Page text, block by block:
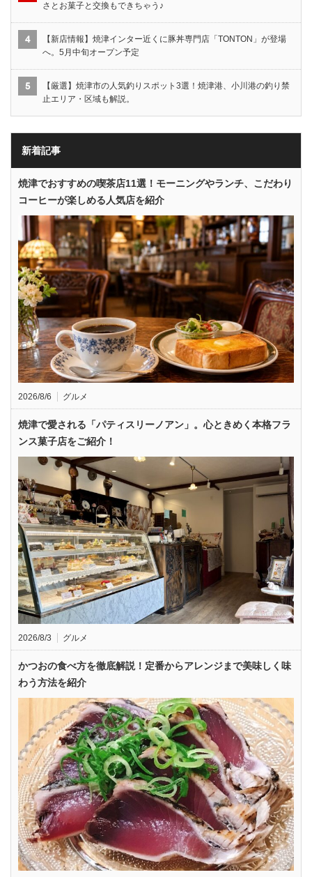
さとお菓子と交換もできちゃう♪
【新店情報】焼津インター近くに豚丼専門店「TONTON」が登場
へ。5月中旬オープン予定
【厳選】焼津市の人気釣りスポット3選！焼津港、小川港の釣り禁
止エリア・区域も解説。
新着記事
焼津でおすすめの喫茶店11選！モーニングやランチ、こだわり
コーヒーが楽しめる人気店を紹介
2026/8/6 グルメ
焼津で愛される「パティスリーノアン」。心ときめく本格フラ
ンス菓子店をご紹介！
2026/8/3 グルメ
かつおの食べ方を徹底解説！定番からアレンジまで美味しく味
わう方法を紹介